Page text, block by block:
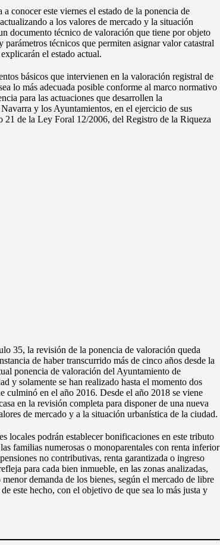
conocer este viernes el estado de la ponencia de
a los valores de mercado y la situación
documento técnico de valoración que tiene por objeto
técnicos que permiten asignar valor catastral
el estado actual.
básicos que intervienen en la valoración registral de
lo más adecuada posible conforme al marco normativo
para las actuaciones que desarrollen la
y los Ayuntamientos, en el ejercicio de sus
21 de la Ley Foral 12/2006, del Registro de la Riqueza
35, la revisión de la ponencia de valoración queda
de haber transcurrido más de cinco años desde la
ponencia de valoración del Ayuntamiento de
y solamente se han realizado hasta el momento dos
culminó en el año 2016. Desde el año 2018 se viene
en la revisión completa para disponer de una nueva
de mercado y a la situación urbanística de la ciudad.
locales podrán establecer bonificaciones en este tributo
familias numerosas o monoparentales con renta inferior
no contributivas, renta garantizada o ingreso
para cada bien inmueble, en las zonas analizadas,
demanda de los bienes, según el mercado de libre
este hecho, con el objetivo de que sea lo más justa y